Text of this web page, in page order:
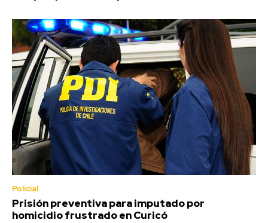
Policial
Prisión preventiva para imputado por
homicidio frustrado en Curicó